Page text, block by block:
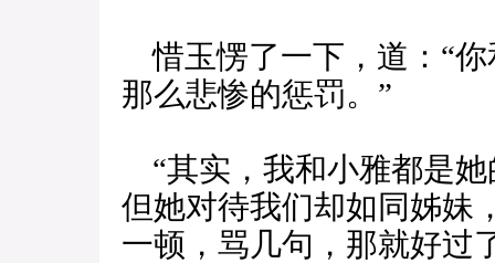
惜玉愣了一下，道：“
那么悲惨的惩罚。”
“其实，我和小雅都是
但她对待我们却如同姊妹
一顿，骂几句，那就好过